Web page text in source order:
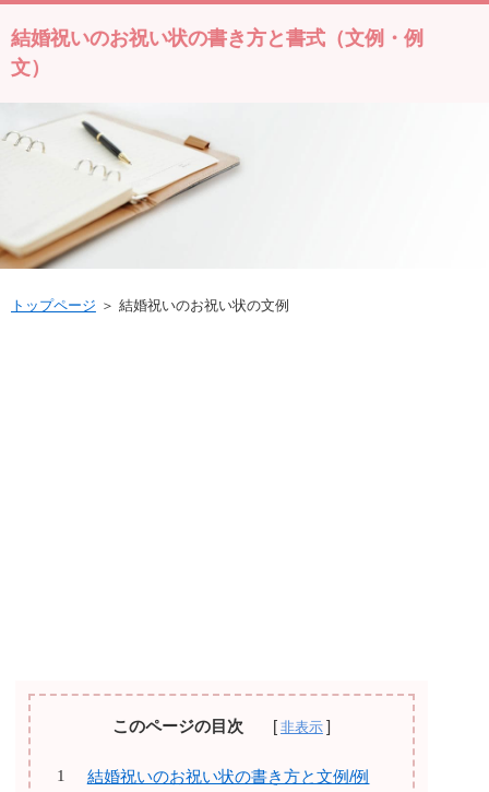
結婚祝いのお祝い状の書き方と書式（文例・例
文）
トップページ ＞ 結婚祝いのお祝い状の文例
このページの目次
結婚祝いのお祝い状の書き方と文例/例